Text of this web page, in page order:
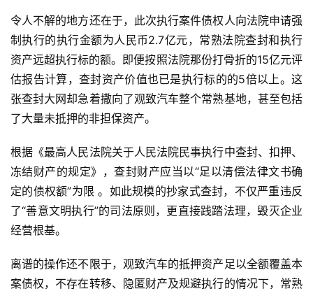
令人不解的地方还在于，此次执行案件债权人向法院申请强
制执行的执行金额为人民币2.7亿元，常熟法院查封和执行
资产远超执行标的额。即便按照法院那份打骨折的15亿元评
估报告计算，查封资产价值也已是执行标的的5倍以上。这
张查封大网却急着撒向了观致汽车整个常熟基地，甚至包括
了大量未抵押的非担保资产。
根据《最高人民法院关于人民法院民事执行中查封、扣押、
冻结财产的规定》，查封财产应当以“足以清偿法律文书确
定的债权额”为限 。如此规模的抄家式查封，不仅严重违反
了“善意文明执行”的司法原则，更直接践踏法理，毁灭企业
经营根基。
离谱的操作还不限于，观致汽车的抵押资产足以全额覆盖本
案债权，不存在转移、隐匿财产及规避执行的情况下，常熟